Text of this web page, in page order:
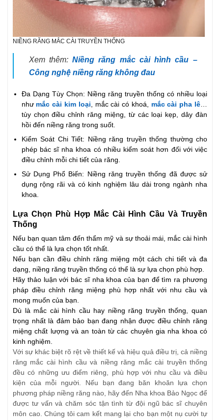
NIỀNG RĂNG MẮC CÀI TRUYỀN THỐNG
Xem thêm:Niềng răng mắc cài hình cầu –
Công nghệ niềng răng không đau
Đa Dạng Tùy Chọn: Niềng răng truyền thống có nhiều loại
như mắc cài kim loại , mắc cài có khoá, mắc cài pha lê
tùy chọn điều chỉnh răng miệng, từ các loại kẹp, dây đàn
hồi đến niềng răng trong suốt.
Kiểm Soát Chi Tiết: Niềng răng truyền thống thường cho
phép bác sĩ nha khoa có nhiều kiểm soát hơn đối với việc
điều chỉnh mỗi chi tiết của răng.
Sử Dụng Phổ Biến: Niềng răng truyền thống đã được sử
dụng rộng rãi và có kinh nghiệm lâu dài trong ngành nha
khoa.
Lựa Chọn Phù Hợp Mắc Cài Hình Cầu Và Truyền
Thống
Nếu bạn quan tâm đến thẩm mỹ và sự thoải mái, mắc cài hình
cầu có thể là lựa chọn tốt nhất.
Nếu bạn cần điều chỉnh răng miệng một cách chi tiết và đa
dạng, niềng răng truyền thống có thể là sự lựa chọn phù hợp.
Hãy thảo luận với bác sĩ nha khoa của bạn để tìm ra phương
pháp điều chỉnh răng miệng phù hợp nhất với nhu cầu và
mong muốn của bạn.
Dù là mắc cài hình cầu hay niềng răng truyền thống, quan
trọng nhất là đảm bảo bạn đang nhận được điều chỉnh răng
miệng chất lượng và an toàn từ các chuyên gia nha khoa có
kinh nghiệm.
Với sự khác biệt rõ rệt về thiết kế và hiệu quả điều trị, cả niềng
răng mắc cài hình cầu và niềng răng mắc cài truyền thống
đều có những ưu điểm riêng, phù hợp với nhu cầu và điều
kiện của mỗi người. Nếu bạn đang băn khoăn lựa chọn
phương pháp niềng răng nào, hãy đến Nha khoa Bảo Ngọc để
được tư vấn và chăm sóc tận tình từ đội ngũ bác sĩ chuyên
môn cao. Chúng tôi cam kết mang lại cho bạn một nụ cười tự